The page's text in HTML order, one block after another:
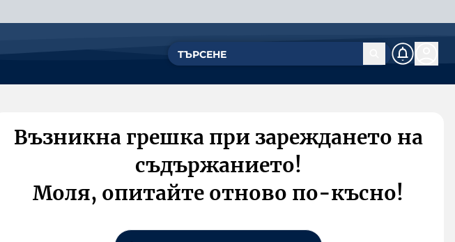
Възникна грешка при зареждането на
съдържанието!
Моля, опитайте отново по-късно!